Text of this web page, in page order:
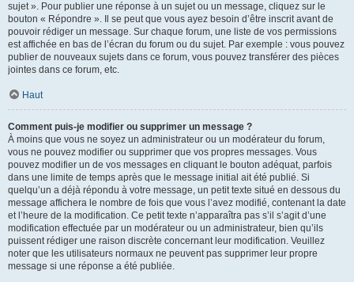
sujet ». Pour publier une réponse à un sujet ou un message, cliquez sur le
bouton « Répondre ». Il se peut que vous ayez besoin d’être inscrit avant de
pouvoir rédiger un message. Sur chaque forum, une liste de vos permissions
est affichée en bas de l’écran du forum ou du sujet. Par exemple : vous pouvez
publier de nouveaux sujets dans ce forum, vous pouvez transférer des pièces
jointes dans ce forum, etc.
Haut
Comment puis-je modifier ou supprimer un message ?
À moins que vous ne soyez un administrateur ou un modérateur du forum,
vous ne pouvez modifier ou supprimer que vos propres messages. Vous
pouvez modifier un de vos messages en cliquant le bouton adéquat, parfois
dans une limite de temps après que le message initial ait été publié. Si
quelqu’un a déjà répondu à votre message, un petit texte situé en dessous du
message affichera le nombre de fois que vous l’avez modifié, contenant la date
et l’heure de la modification. Ce petit texte n’apparaîtra pas s’il s’agit d’une
modification effectuée par un modérateur ou un administrateur, bien qu’ils
puissent rédiger une raison discrète concernant leur modification. Veuillez
noter que les utilisateurs normaux ne peuvent pas supprimer leur propre
message si une réponse a été publiée.